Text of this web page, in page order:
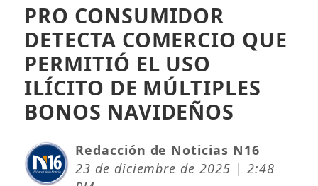
PRO CONSUMIDOR
DETECTA COMERCIO QUE
PERMITIÓ EL USO
ILÍCITO DE MÚLTIPLES
BONOS NAVIDEÑOS
Redacción de Noticias N16
23 de diciembre de 2025 | 2:48